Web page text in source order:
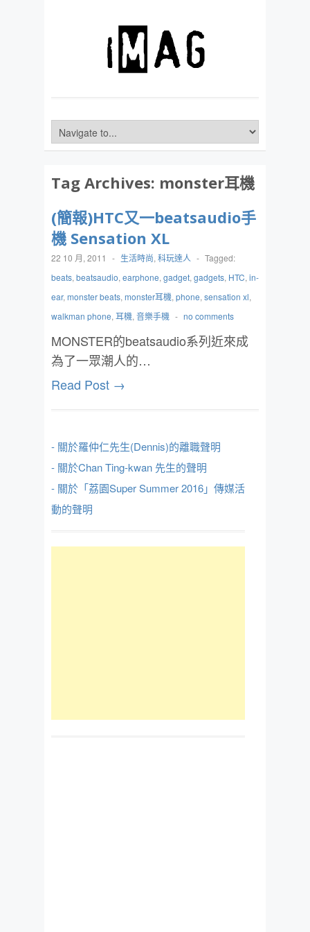
Tag Archives: monster耳機
(簡報)HTC又一beatsaudio手
機 Sensation XL
22 10 月, 2011 - 生活時尚, 科玩達人 - Tagged:
beats, beatsaudio, earphone, gadget, gadgets, HTC, in-
ear, monster beats, monster耳機, phone, sensation xl,
walkman phone, 耳機, 音樂手機 - no comments
MONSTER的beatsaudio系列近來成
為了一眾潮人的…
Read Post →
- 關於羅仲仁先生(Dennis)的離職聲明
- 關於Chan Ting-kwan 先生的聲明
- 關於「荔園Super Summer 2016」傳媒活
動的聲明